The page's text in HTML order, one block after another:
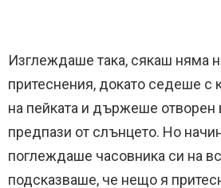
Изглеждаше така, сякаш няма
притеснения, докато седеше с
на пейката и държеше отворен
предпази от слънцето. Но
поглеждаше часовника си на
подсказваше, че нещо я